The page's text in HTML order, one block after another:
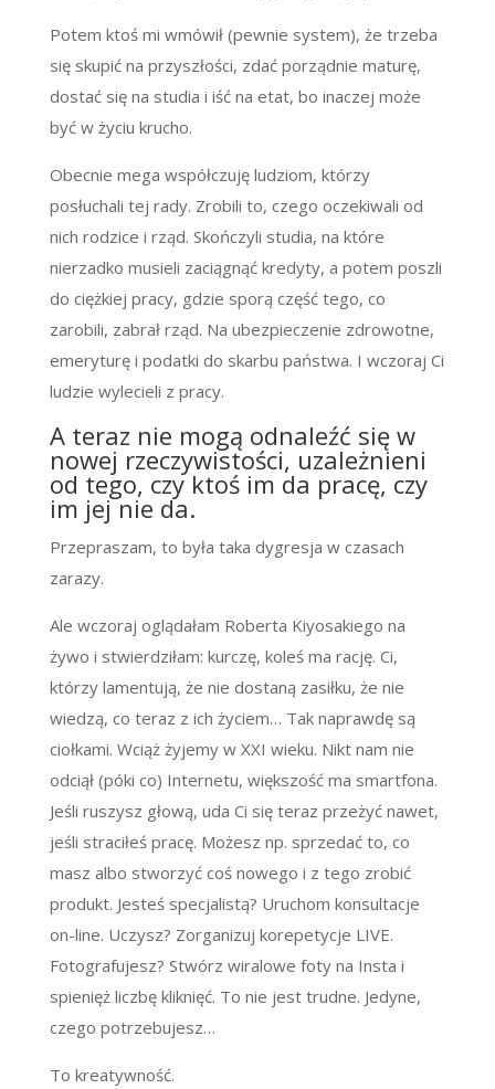
Potem ktoś mi wmówił (pewnie system), że trzeba
się skupić na przyszłości, zdać porządnie maturę,
dostać się na studia i iść na etat, bo inaczej może
być w życiu krucho.
Obecnie mega współczuję ludziom, którzy
posłuchali tej rady. Zrobili to, czego oczekiwali od
nich rodzice i rząd. Skończyli studia, na które
nierzadko musieli zaciągnąć kredyty, a potem poszli
do ciężkiej pracy, gdzie sporą część tego, co
zarobili, zabrał rząd. Na ubezpieczenie zdrowotne,
emeryturę i podatki do skarbu państwa. I wczoraj Ci
ludzie wylecieli z pracy.
A teraz nie mogą odnaleźć się w
nowej rzeczywistości, uzależnieni
od tego, czy ktoś im da pracę, czy
im jej nie da.
Przepraszam, to była taka dygresja w czasach
zarazy.
Ale wczoraj oglądałam Roberta Kiyosakiego na
żywo i stwierdziłam: kurczę, koleś ma rację. Ci,
którzy lamentują, że nie dostaną zasiłku, że nie
wiedzą, co teraz z ich życiem… Tak naprawdę są
ciołkami. Wciąż żyjemy w XXI wieku. Nikt nam nie
odciął (póki co) Internetu, większość ma smartfona.
Jeśli ruszysz głową, uda Ci się teraz przeżyć nawet,
jeśli straciłeś pracę. Możesz np. sprzedać to, co
masz albo stworzyć coś nowego i z tego zrobić
produkt. Jesteś specjalistą? Uruchom konsultacje
on-line. Uczysz? Zorganizuj korepetycje LIVE.
Fotografujesz? Stwórz wiralowe foty na Insta i
spienięż liczbę kliknięć. To nie jest trudne. Jedyne,
czego potrzebujesz…
To kreatywność.